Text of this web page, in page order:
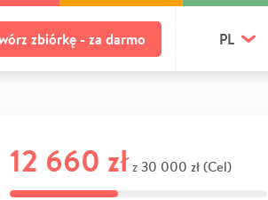
zbiórkę - za darmo PL
12 660 zł z 30 000 zł (Cel)